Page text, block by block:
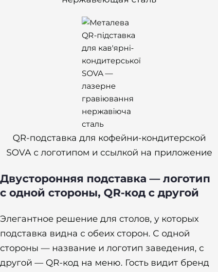
QR-подставка для кофейни-кондитерской
SOVA с логотипом и ссылкой на приложение
Двусторонняя подставка — логотип
с одной стороны, QR-код с другой
Элегантное решение для столов, у которых
подставка видна с обеих сторон. С одной
стороны — название и логотип заведения, с
другой — QR-код на меню. Гость видит бренд